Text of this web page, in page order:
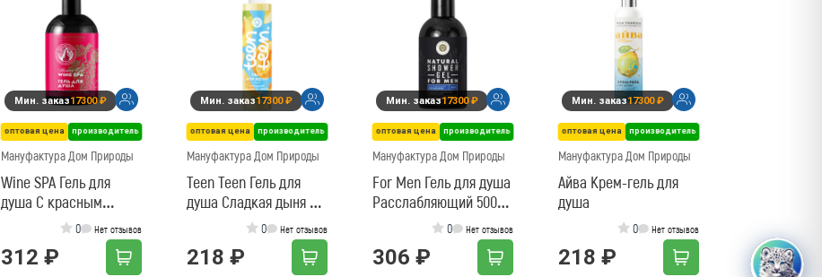
🛍️ Магазин
Товар добавлен в корзину ✓
Мин. заказ17300 ₽
оптовая цена производитель
Мануфактура Дом Природы
Wine SPA Гель для
душа С красным
0 Нет отзывов
312 ₽
Мин. заказ17300 ₽
оптовая цена производитель
Мануфактура Дом Природы
Teen Teen Гель для
душа Сладкая дыня и
закат у моря0 Нет отзывов
218 ₽
Мин. заказ17300 ₽
оптовая цена производитель
Мануфактура Дом Природы
For Men Гель для душа
Расслабляющий 500
0 Нет отзывов
306 ₽
Мин. заказ17300 ₽
оптовая цена производитель
Мануфактура Дом Природы
Айва Крем-гель для
душа
0 Нет отзывов
218 ₽